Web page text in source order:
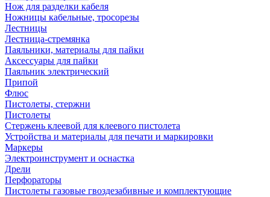
Нож для разделки кабеля
Ножницы кабельные, тросорезы
Лестницы
Лестница-стремянка
Паяльники, материалы для пайки
Аксессуары для пайки
Паяльник электрический
Припой
Флюс
Пистолеты, стержни
Пистолеты
Стержень клеевой для клеевого пистолета
Устройства и материалы для печати и маркировки
Маркеры
Электроинструмент и оснастка
Дрели
Перфораторы
Пистолеты газовые гвоздезабивные и комплектующие